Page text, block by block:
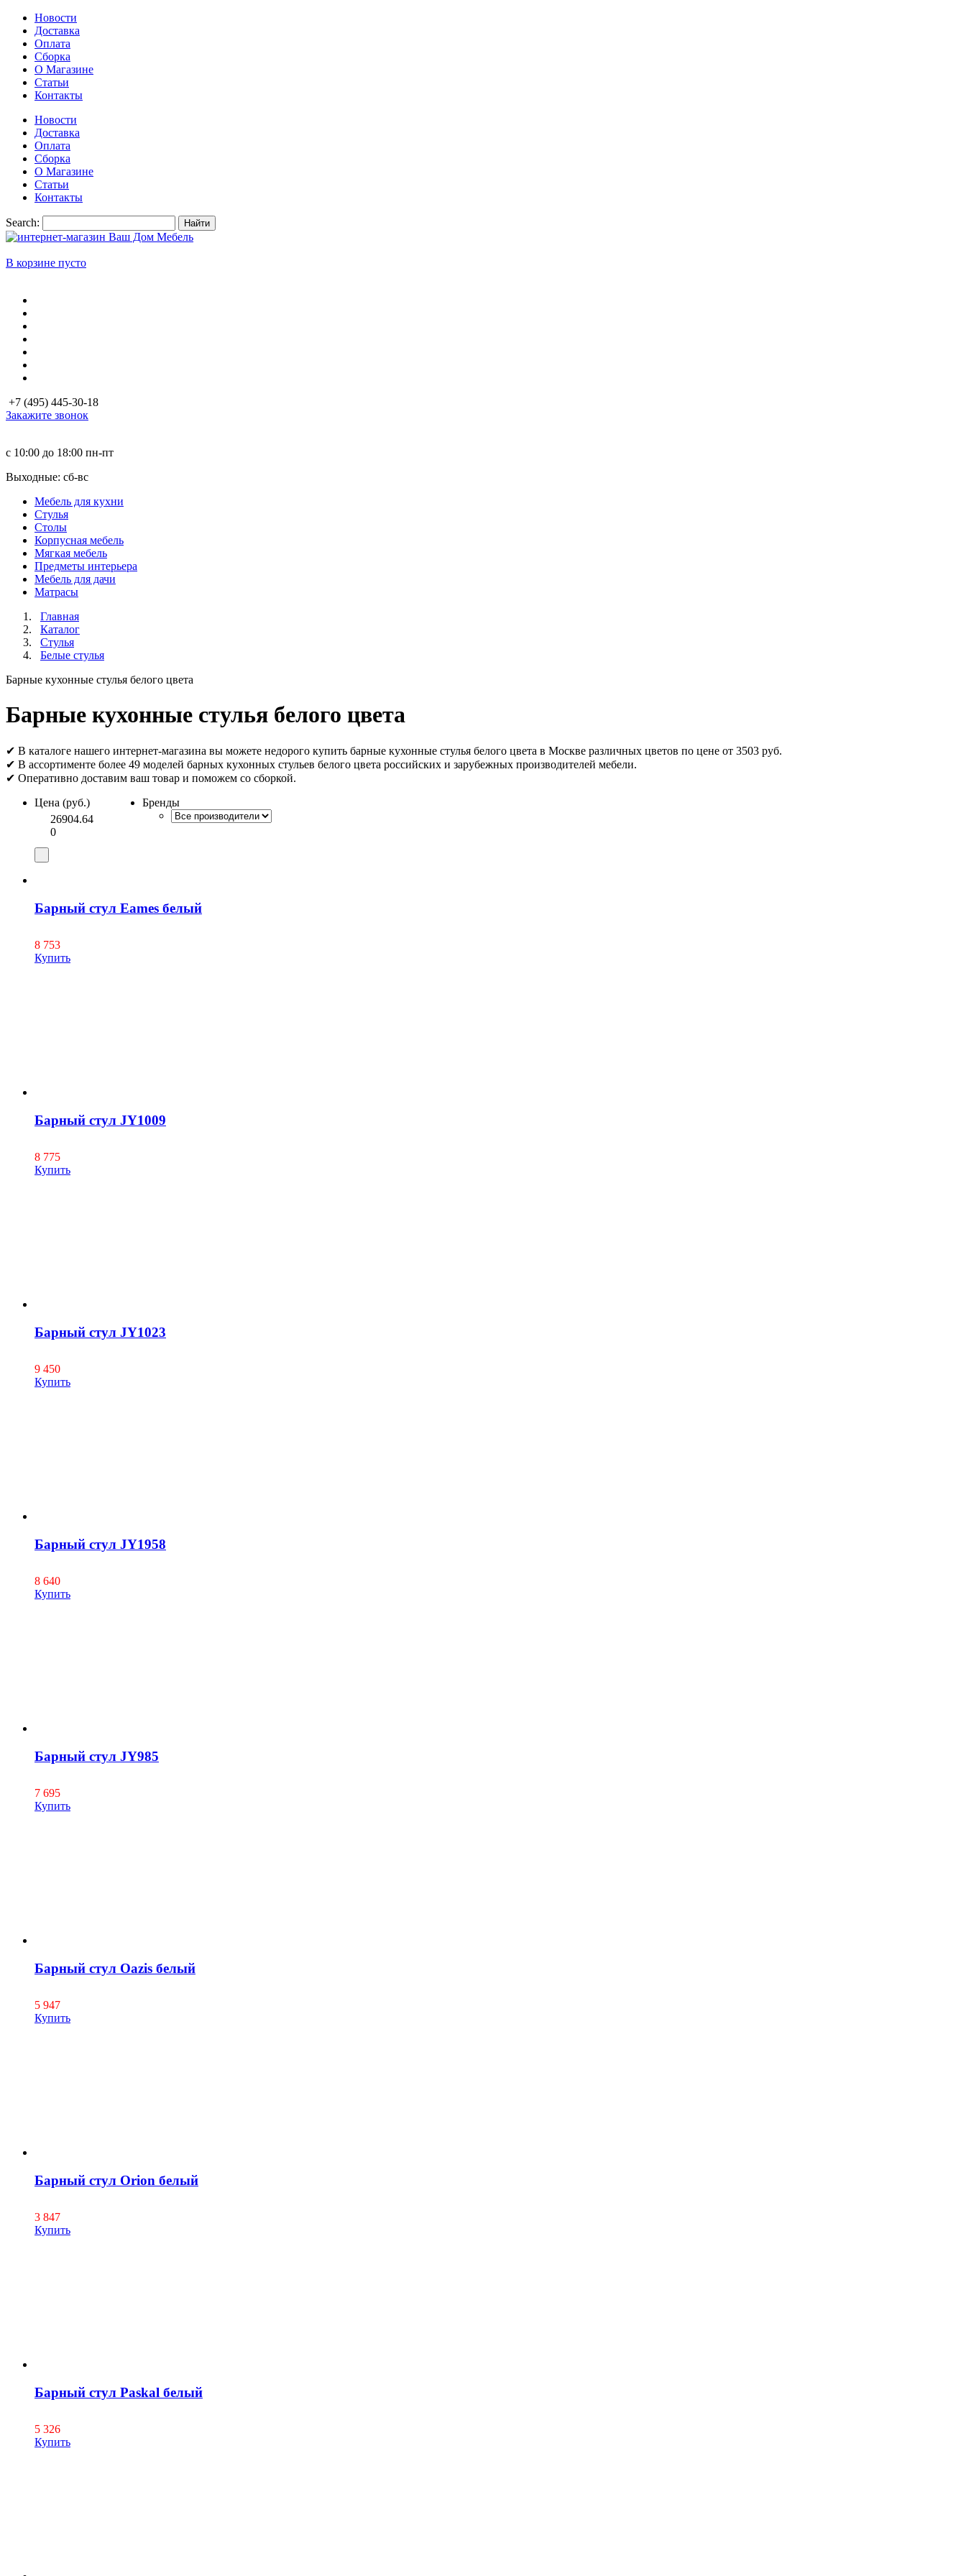
Новости
Доставка
Оплата
Сборка
О Магазине
Статьи
Контакты
Новости
Доставка
Оплата
Сборка
О Магазине
Статьи
Контакты
Search: Найти
В корзине пусто
+7 (495) 445-30-18
Закажите звонок
с 10:00 до 18:00 пн-пт
Выходные: сб-вc
Мебель для кухни
Стулья
Столы
Корпусная мебель
Мягкая мебель
Предметы интерьера
Мебель для дачи
Матраcы
Главная
Каталог
Стулья
Белые стулья
Барные кухонные стулья белого цвета
Барные кухонные стулья белого цвета
✔ В каталоге нашего интернет-магазина вы можете недорого купить барные кухонные стулья белого цвета в Москве различных цветов по цене от 3503 руб.
✔ В ассортименте более 49 моделей барных кухонных стульев белого цвета российских и зарубежных производителей мебели.
✔ Оперативно доставим ваш товар и поможем со сборкой.
Цена (руб.)
26904.64
0
Бренды
Барный стул Eames белый
8 753
Купить
Барный стул JY1009
8 775
Купить
Барный стул JY1023
9 450
Купить
Барный стул JY1958
8 640
Купить
Барный стул JY985
7 695
Купить
Барный стул Oazis белый
5 947
Купить
Барный стул Orion белый
3 847
Купить
Барный стул Paskal белый
5 326
Купить